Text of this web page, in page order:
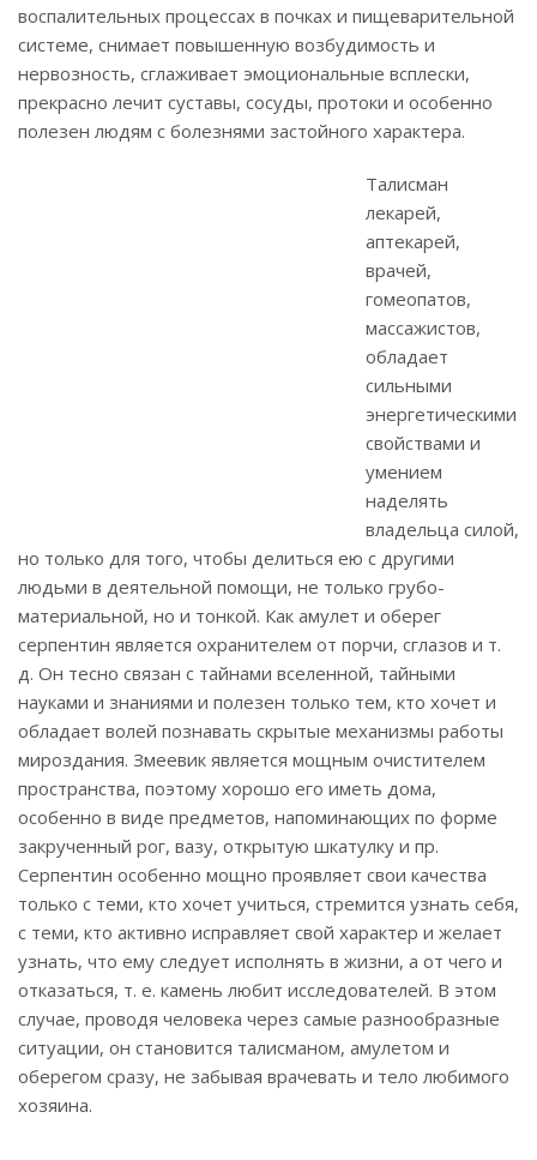
воспалительных процессах в почках и пищеварительной
системе, снимает повышенную возбудимость и
нервозность, сглаживает эмоциональные всплески,
прекрасно лечит суставы, сосуды, протоки и особенно
полезен людям с болезнями застойного характера.
Талисман
лекарей,
аптекарей,
врачей,
гомеопатов,
массажистов,
обладает
сильными
энергетическими
свойствами и
умением
наделять
владельца силой,
но только для того, чтобы делиться ею с другими
людьми в деятельной помощи, не только грубо-
материальной, но и тонкой. Как амулет и оберег
серпентин является охранителем от порчи, сглазов и т.
д. Он тесно связан с тайнами вселенной, тайными
науками и знаниями и полезен только тем, кто хочет и
обладает волей познавать скрытые механизмы работы
мироздания. Змеевик является мощным очистителем
пространства, поэтому хорошо его иметь дома,
особенно в виде предметов, напоминающих по форме
закрученный рог, вазу, открытую шкатулку и пр.
Серпентин особенно мощно проявляет свои качества
только с теми, кто хочет учиться, стремится узнать себя,
с теми, кто активно исправляет свой характер и желает
узнать, что ему следует исполнять в жизни, а от чего и
отказаться, т. е. камень любит исследователей. В этом
случае, проводя человека через самые разнообразные
ситуации, он становится талисманом, амулетом и
оберегом сразу, не забывая врачевать и тело любимого
хозяина.